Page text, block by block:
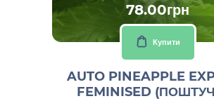
78.00грн
Купити
AUTO PINEAPPLE
FEMINISED